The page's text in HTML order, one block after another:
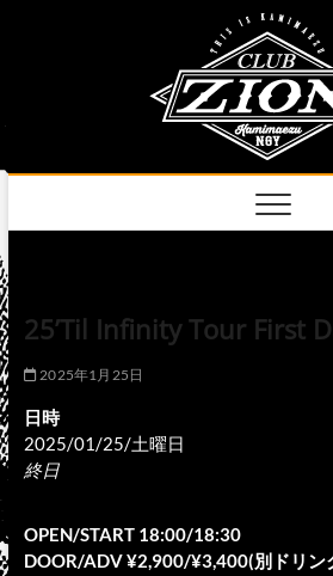
25’Til Infinity Tour First
2025年1月25日
日時
2025/01/25/土曜日
終日
OPEN/START 18:00/18:30
DOOR/ADV ¥2,900/¥3,400(別ドリン